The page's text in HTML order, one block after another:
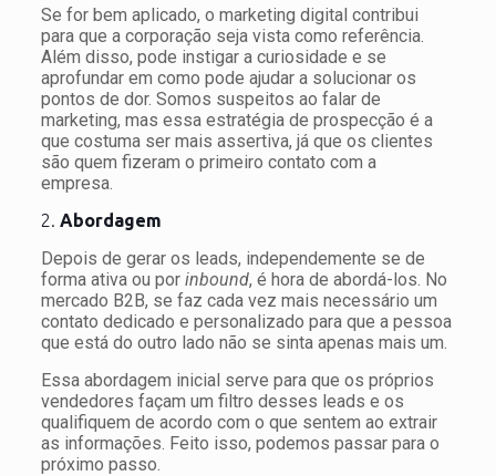
Se for bem aplicado, o marketing digital contribui
para que a corporação seja vista como referência.
Além disso, pode instigar a curiosidade e se
aprofundar em como pode ajudar a solucionar os
pontos de dor. Somos suspeitos ao falar de
marketing, mas essa estratégia de prospecção é a
que costuma ser mais assertiva, já que os clientes
são quem fizeram o primeiro contato com a
empresa.
2. Abordagem
Depois de gerar os leads, independemente se de
forma ativa ou por inbound, é hora de abordá-los. No
mercado B2B, se faz cada vez mais necessário um
contato dedicado e personalizado para que a pessoa
que está do outro lado não se sinta apenas mais um.
Essa abordagem inicial serve para que os próprios
vendedores façam um filtro desses leads e os
qualifiquem de acordo com o que sentem ao extrair
as informações. Feito isso, podemos passar para o
próximo passo.